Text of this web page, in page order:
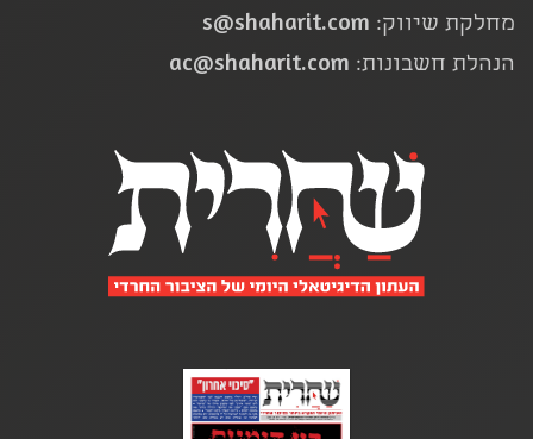
מחלקת שיווק: s@shaharit.com
הנהלת חשבונות: ac@shaharit.com